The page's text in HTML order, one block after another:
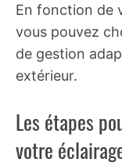
En fonction de
vous pouvez
de gestion
extérieur.
Les étapes
votre